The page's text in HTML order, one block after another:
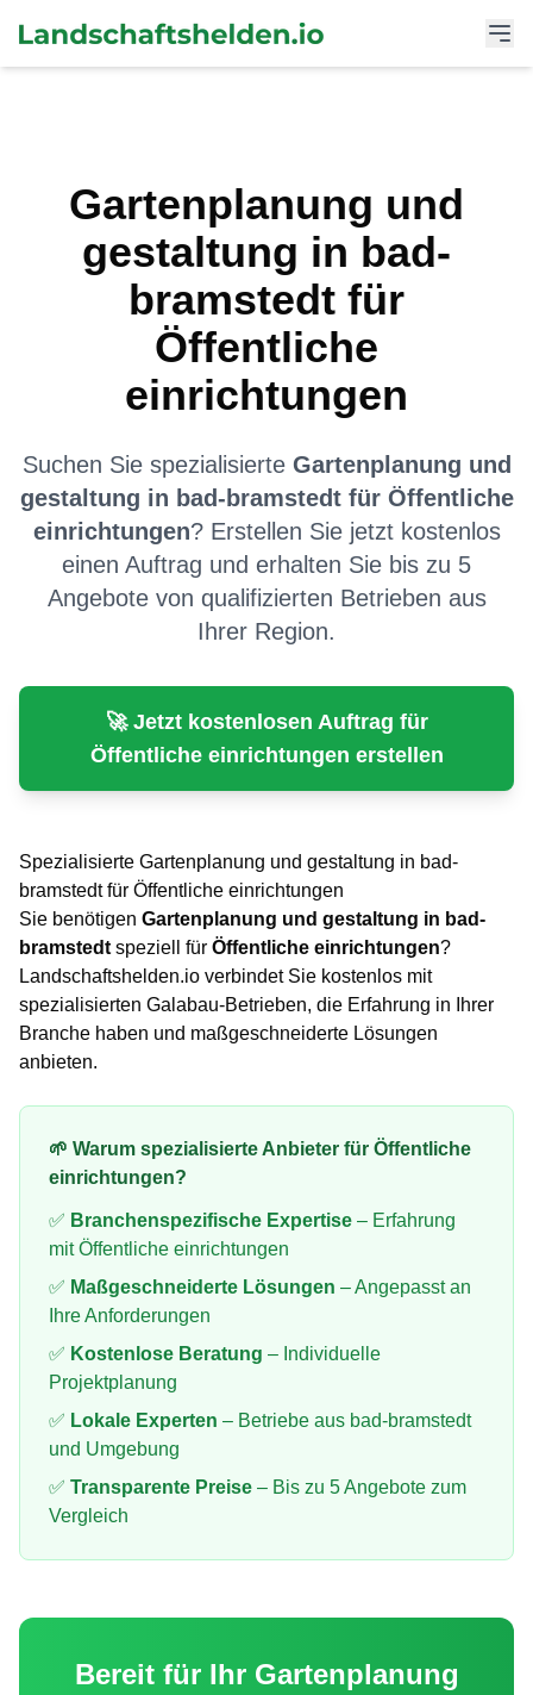
Gartenplanung und
gestaltung in bad-
bramstedt für
Öffentliche
einrichtungen
Suchen Sie spezialisierte Gartenplanung und
gestaltung in bad-bramstedtfür Öffentliche
einrichtungen? Erstellen Sie jetzt kostenlos
einen Auftrag und erhalten Sie bis zu 5
Angebote von qualifizierten Betrieben aus
Ihrer Region.
🚀 Jetzt kostenlosen Auftrag für
Öffentliche einrichtungen erstellen
Spezialisierte Gartenplanung und gestaltung in bad-
bramstedtfür Öffentliche einrichtungen
Sie benötigen Gartenplanung und gestaltung in bad-
bramstedt speziell für Öffentliche einrichtungen?
Landschaftshelden.io verbindet Sie kostenlos mit
spezialisierten Galabau-Betrieben, die Erfahrung in Ihrer
Branche haben und maßgeschneiderte Lösungen
anbieten.
🌱 Warum spezialisierte Anbieter für Öffentliche
einrichtungen?
✅ Branchenspezifische Expertise – Erfahrung
mitÖffentliche einrichtungen
✅ Maßgeschneiderte Lösungen – Angepasst an
Ihre Anforderungen
✅ Kostenlose Beratung – Individuelle
Projektplanung
✅ Lokale Experten – Betriebe aus bad-bramstedt
und Umgebung
✅ Transparente Preise – Bis zu 5 Angebote zum
Vergleich
Bereit für Ihr Gartenplanung